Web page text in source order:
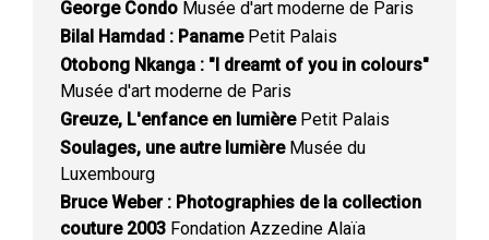
George Condo Musée d'art moderne de Paris
Bilal Hamdad : PanamePetit Palais
Otobong Nkanga : "I dreamt of you in colours"
Musée d'art moderne de Paris
Greuze, L'enfance en lumièrePetit Palais
Soulages, une autre lumièreMusée du
Luxembourg
Bruce Weber : Photographies de la collection
couture 2003 Fondation Azzedine Alaïa